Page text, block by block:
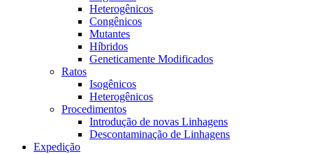
Heterogênicos
Congênicos
Mutantes
Híbridos
Geneticamente Modificados
Ratos
Isogênicos
Heterogênicos
Procedimentos
Introdução de novas Linhagens
Descontaminação de Linhagens
Expedição